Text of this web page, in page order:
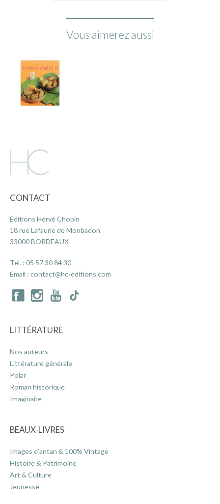
Vous aimerez aussi
CONTACT
Éditions Hervé Chopin
18 rue Lafaurie de Monbadon
33000 BORDEAUX
Tel. : 05 57 30 84 30
Email : contact@hc-editions.com
LITTÉRATURE
Nos auteurs
Littérature générale
Polar
Roman historique
Imaginaire
BEAUX-LIVRES
Images d’antan & 100% Vintage
Histoire & Patrimoine
Art & Culture
Jeunesse